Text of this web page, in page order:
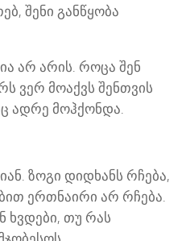
შენი განწყობა
არ არის. როცა შენ
ვერ მოაქვს შენთვის
ადრე მოჰქონდა.
ზოგი დიდხანს რჩება,
ერთნაირი არ რჩება.
ხვდები, თუ რას